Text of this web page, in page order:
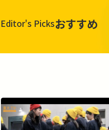
Editor's Picksおすすめ